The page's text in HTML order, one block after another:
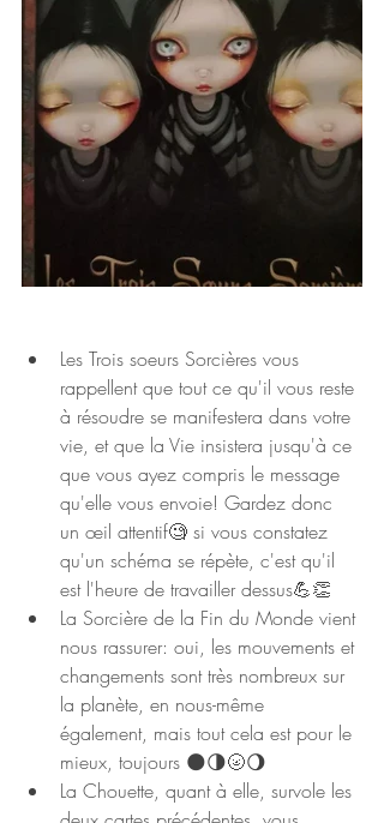
Les Trois soeurs Sorcières vous
rappellent que tout ce qu'il vous reste
à résoudre se manifestera dans votre
vie, et que la Vie insistera jusqu'à ce
que vous ayez compris le message
qu'elle vous envoie! Gardez donc
un œil attentif🧐 si vous constatez
qu'un schéma se répète, c'est qu'il
est l'heure de travailler dessus💪👏
La Sorcière de la Fin du Monde vient
nous rassurer: oui, les mouvements et
changements sont très nombreux sur
la planète, en nous-même
également, mais tout cela est pour le
mieux, toujours 🌑🌗🌝🌖
La Chouette, quant à elle, survole les